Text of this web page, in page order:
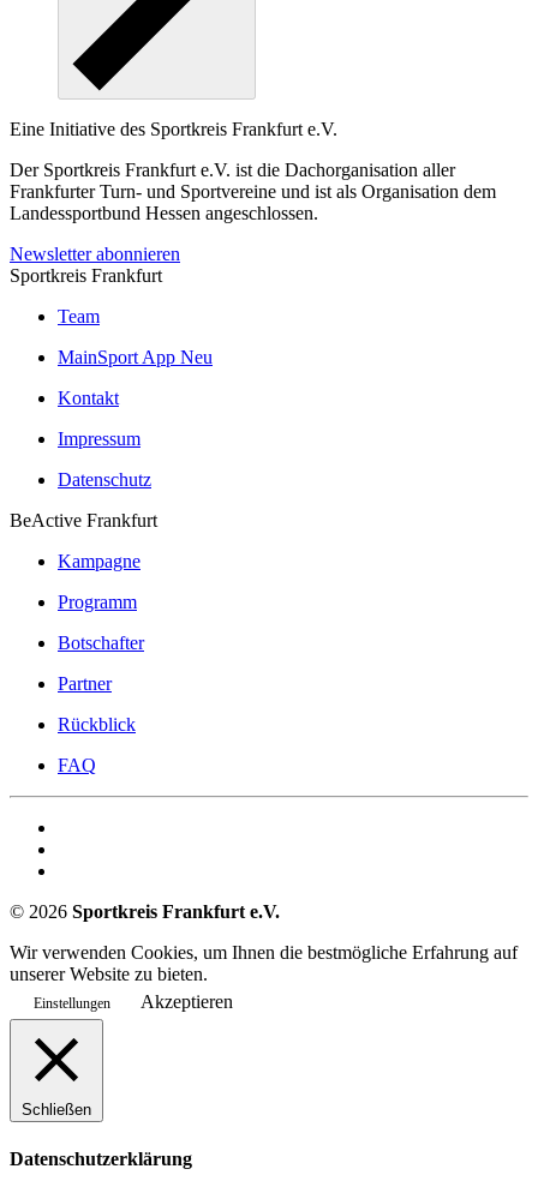
Eine Initiative des Sportkreis Frankfurt e.V.
Der Sportkreis Frankfurt e.V. ist die Dachorganisation aller
Frankfurter Turn- und Sportvereine und ist als Organisation dem
Landessportbund Hessen angeschlossen.
Newsletter abonnieren
Sportkreis Frankfurt
Team
MainSport App Neu
Kontakt
Impressum
Datenschutz
BeActive Frankfurt
Kampagne
Programm
Botschafter
Partner
Rückblick
FAQ
© 2026 Sportkreis Frankfurt e.V.
Wir verwenden Cookies, um Ihnen die bestmögliche Erfahrung auf
unserer Website zu bieten.
Einstellungen Akzeptieren
Schließen
Datenschutzerklärung